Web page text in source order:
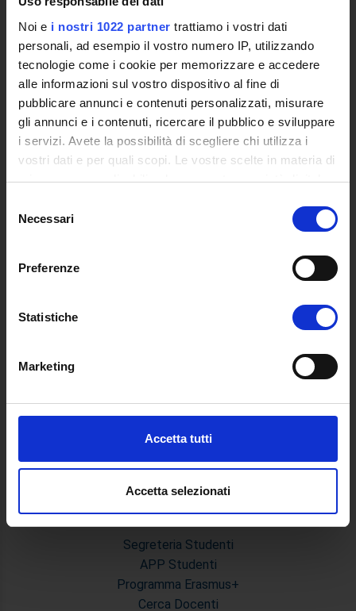
Noi e i nostri 1022 partner trattiamo i vostri dati
personali, ad esempio il vostro numero IP, utilizzando
tecnologie come i cookie per memorizzare e accedere
alle informazioni sul vostro dispositivo al fine di
pubblicare annunci e contenuti personalizzati, misurare
gli annunci e i contenuti, ricercare il pubblico e sviluppare
i servizi. Avete la possibilità di scegliere chi utilizza i
vostri dati e per quali scopi. Le vostre scelte in materia di
privacy sono applicabili solo su questa proprietà digitale
modificare o revocare il proprio consenso in qualsiasi
momento dalla Dichiarazione sui cookie o facendo clic
raccogliere informazioni sulla tua posizione
geografica, con un'approssimazione di qualche
Identificare il tuo dispositivo, scansionandolo
Approfondisci come vengono elaborati i tuoi dati personali
modificare o ritirare il tuo consenso in qualsiasi momento
dalla Dichiarazione sui cookie.
Utilizziamo i cookie per personalizzare contenuti ed
annunci, per fornire funzionalità dei social media e per
analizzare il nostro traffico. Condividiamo inoltre
informazioni sul modo in cui utilizza il nostro sito con i
nostri partner che si occupano di analisi dei dati web,
delNecessari
Preferenze
Statistiche
Marketing
Accetta tutti
Accetta selezionati
Accesso alla Banca Dati di Segreteria Online
Posta Elettronica Certificata - PEC
Bacheca del Rettore
DIDATTICA
Corsi di Laurea
Corsi di Perfezionamento
Dottorato di Ricerca
Mondo Scuola - Corsi per Insegnanti
Guida alla visualizzazione delle Schede Corso
Master Primo e Secondo Livello
Prova Finale e Tesi
Calendari Sedute di Laurea e Sessione d'esami
STUDENTI
Segreteria Studenti
APP Studenti
Programma Erasmus+
Cerca Docenti